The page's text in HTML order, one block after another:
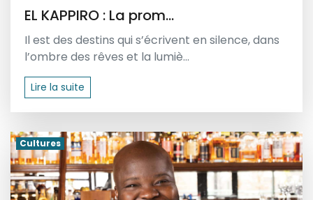
EL KAPPIRO : La prom...
Il est des destins qui s’écrivent en silence, dans
l’ombre des rêves et la lumiè...
Lire la suite
Cultures